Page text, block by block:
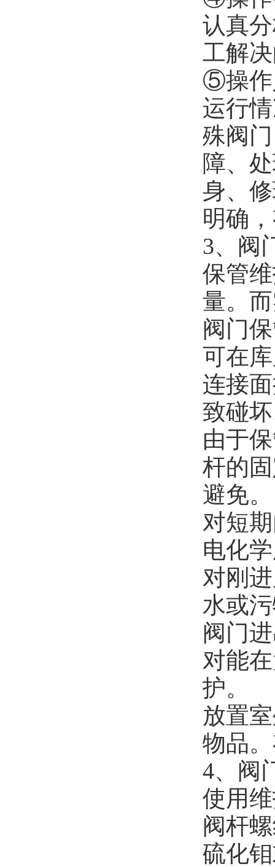
认真
工解
⑤操作
运行
殊阀
障、
身、
明确
3、阀
保管
量。
阀门
可在
连接
致碰
由于
杆的
避免。
对短
电化
对刚
水或
阀门
对能
护。
放置
物品
4、阀
使用
阀杆
硫化